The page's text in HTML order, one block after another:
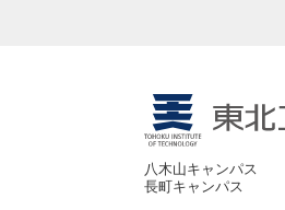
八木山キャンパス
長町キャンパス